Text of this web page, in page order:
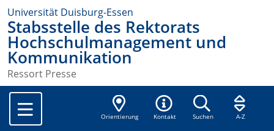
Universität Duisburg-Essen
Stabsstelle des Rektorats
Hochschulmanagement und
Kommunikation
Ressort Presse
Orientierung Kontakt Suchen A-Z